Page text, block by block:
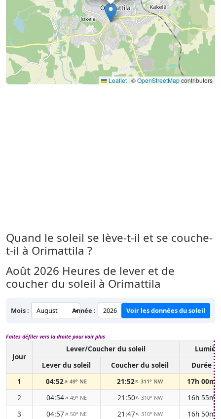
Leaflet | ©OpenStreetMapcontributors
Quand le soleil se lève-t-il et se couche-
t-il à Orimattila ?
Août 2026 Heures de lever et de
coucher du soleil à Orimattila
Mois : Année : Voir les données du soleil
Faites défiler vers la droite pour voir plus
Jour
Lever/Coucher du soleil
Lever du soleil
Coucher du soleil
Durée
1
04:52↑49° NE 21:52↑ 311° NW
17h 00m
2
04:54↑ 49° NE 21:50↑ 310° NW
16h 55m
3
04:57↑ 50° NE 21:47↑ 310° NW
16h 50m